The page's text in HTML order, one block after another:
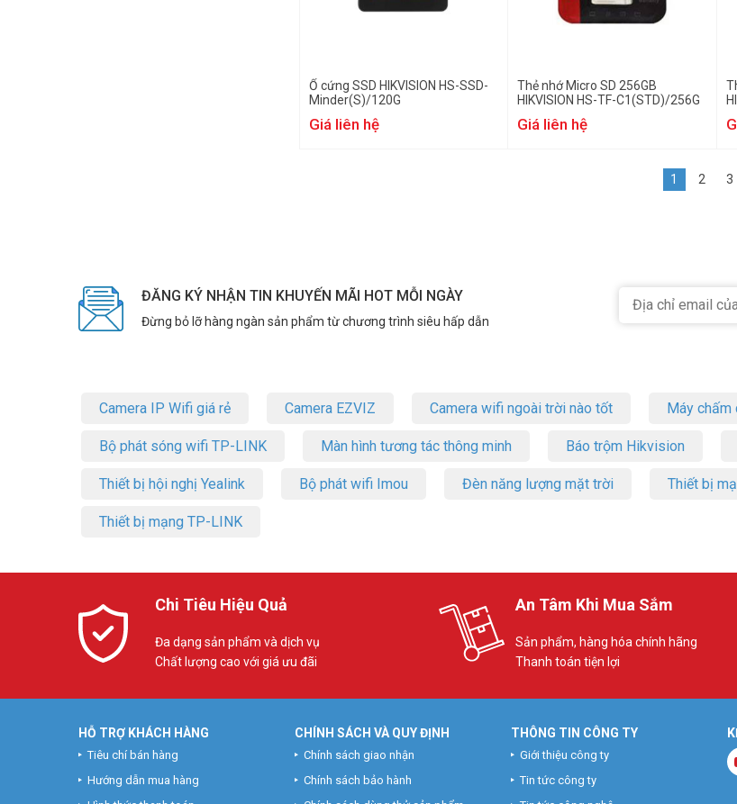
Ổ cứng SSD HIKVISION HS-SSD-
Minder(S)/120G
Giá liên hệ
Thẻ nhớ Micro SD 256GB
HIKVISION HS-TF-C1(STD)/256G
Giá liên hệ
1 2 3
ĐĂNG KÝ NHẬN TIN KHUYẾN MÃI HOT MỖI NGÀY
Đừng bỏ lỡ hàng ngàn sản phẩm từ chương trình siêu hấp dẫn
Camera IP Wifi giá rẻ Camera EZVIZ Camera wifi ngoài trời nào tốt Máy chấm
Bộ phát sóng wifi TP-LINK Màn hình tương tác thông minh Báo trộm Hikvision
Thiết bị hội nghị Yealink Bộ phát wifi Imou Đèn năng lượng mặt trời Thiết bị
Thiết bị mạng TP-LINK
Chi Tiêu Hiệu Quả
Đa dạng sản phẩm và dịch vụ
Chất lượng cao với giá ưu đãi
An Tâm Khi Mua Sắm
Sản phẩm, hàng hóa chính hãng
Thanh toán tiện lợi
HỖ TRỢ KHÁCH HÀNG
Tiêu chí bán hàng
Hướng dẫn mua hàng
CHÍNH SÁCH VÀ QUY ĐỊNH
Chính sách giao nhận
Chính sách bảo hành
THÔNG TIN CÔNG TY
Giới thiệu công ty
Tin tức công ty